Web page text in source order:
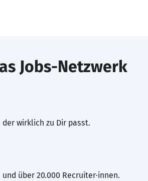
Jobs-Netzwerk
der wirklich zu Dir passt.
über 20.000 Recruiter·innen.